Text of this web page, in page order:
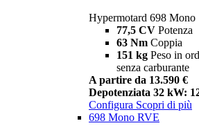
Hypermotard 698 Mono
77,5 CV Potenza
63 Nm Coppia
151 kg Peso in
senza carburante
A partire da 13.590 €
Depotenziata 32 kW:
Configura Scopri di più
698 Mono RVE